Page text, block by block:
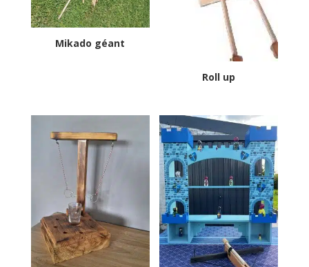
Mikado géant
Roll up